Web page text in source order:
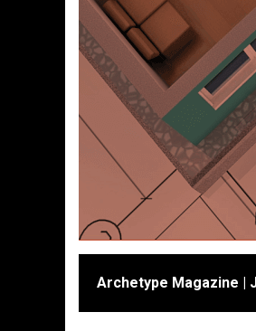
Archetype Magazine |